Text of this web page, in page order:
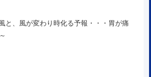
と、風が変わり時化る予報・・・胃が痛